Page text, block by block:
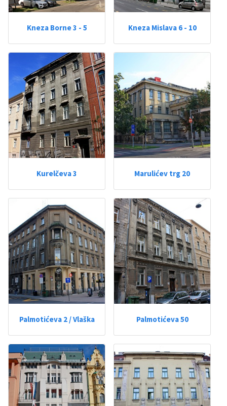
Kneza Borne 3 - 5 Kneza Mislava 6 - 10
Kurelčeva 3 Marulićev trg 20
Palmotićeva 2 / Vlaška Palmotićeva 50